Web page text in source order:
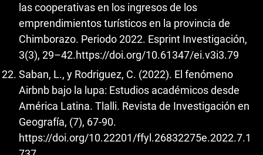
las cooperativas en los ingresos de los
emprendimientos turísticos en la provincia de
Chimborazo. Periodo 2022. Esprint Investigación,
3(3), 29–42.https://doi.org/10.61347/ei.v3i3.79
Saban, L., y Rodriguez, C. (2022). El fenómeno
Airbnb bajo la lupa: Estudios académicos desde
América Latina. Tlalli. Revista de Investigación en
Geografía, (7), 67-90.
https://doi.org/10.22201/ffyl.26832275e.2022.7.1